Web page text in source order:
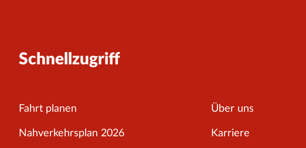
Schnellzugriff
Fahrt planen
Nahverkehrsplan 2026
Über uns
Karriere